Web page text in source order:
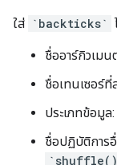
ใส่ `backticks`
ชื่ออาร์กิวเมน
ชื่อเทนเซอร์ที่
ประเภทข้อมูล:
ชื่อปฏิบัติการ